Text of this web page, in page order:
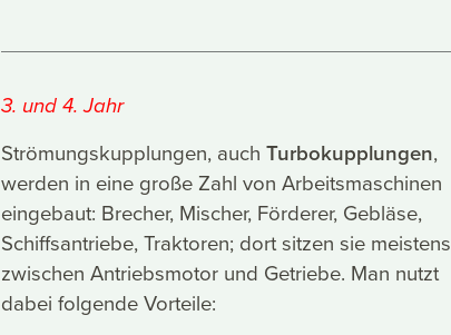
3. und 4. Jahr
Strömungskupplungen, auch Turbokupplungen,
werden in eine große Zahl von Arbeitsmaschinen
eingebaut: Brecher, Mischer, Förderer, Gebläse,
Schiffsantriebe, Traktoren; dort sitzen sie meistens
zwischen Antriebsmotor und Getriebe. Man nutzt
dabei folgende Vorteile: